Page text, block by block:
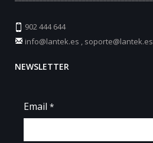
902 444 644
info@lantek.es
soporte@lantek.es
NEWSLETTER